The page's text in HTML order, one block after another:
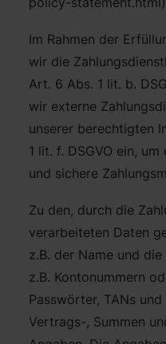
Im Rahmen der
wir die
Art. 6 Abs. 1 lit. b.
wir externe
unserer berechtigten
1 lit. f. DSGVO ein,
und sichere
Zu den, durch die
verarbeiteten Daten
z.B. der Name und
z.B. Kontonummern
Passwörter, TANs
Vertrags-, Summen